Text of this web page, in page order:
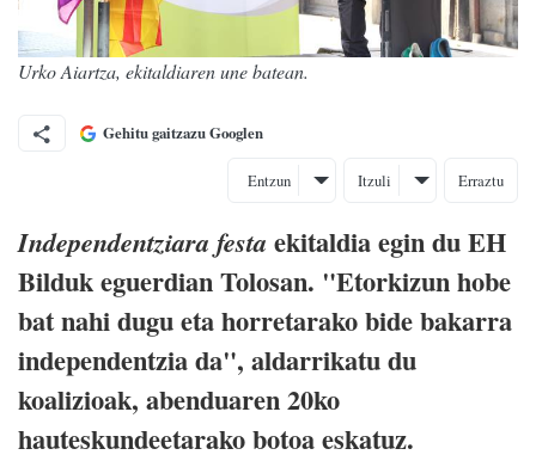
Urko Aiartza, ekitaldiaren une batean.
Gehitu gaitzazu Googlen
Entzun Itzuli Erraztu
Independentziara festa ekitaldia egin du EH
Bilduk eguerdian Tolosan. "Etorkizun hobe
bat nahi dugu eta horretarako bide bakarra
independentzia da", aldarrikatu du
koalizioak, abenduaren 20ko
hauteskundeetarako botoa eskatuz.